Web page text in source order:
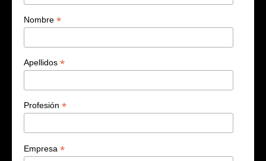
Nombre *
Apellidos *
Profesión *
Empresa *